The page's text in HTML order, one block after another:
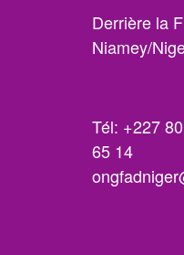
Derrière la
Niamey/
Tél: +227
65 14